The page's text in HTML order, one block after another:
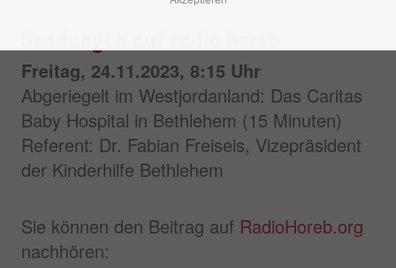
Freitag, 24.11.2023, 8:15 Uhr
Abgeriegelt im Westjordanland: Das Caritas
Baby Hospital in Bethlehem (15 Minuten)
Referent: Dr. Fabian Freiseis, Vizepräsident
der Kinderhilfe Bethlehem
Sie können den Beitrag auf RadioHoreb.org
nachhören: